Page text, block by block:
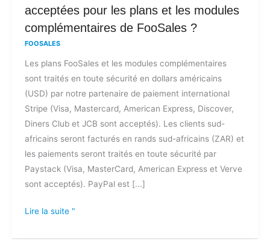
acceptées pour les plans et les modules
complémentaires de FooSales ?
FOOSALES
Les plans FooSales et les modules complémentaires
sont traités en toute sécurité en dollars américains
(USD) par notre partenaire de paiement international
Stripe (Visa, Mastercard, American Express, Discover,
Diners Club et JCB sont acceptés). Les clients sud-
africains seront facturés en rands sud-africains (ZAR) et
les paiements seront traités en toute sécurité par
Paystack (Visa, MasterCard, American Express et Verve
sont acceptés). PayPal est [...]
sont
méthodes
paiement
acceptées
pour
les
plans
et
les
modules
complémentaires
FooSales
Lire la suite "